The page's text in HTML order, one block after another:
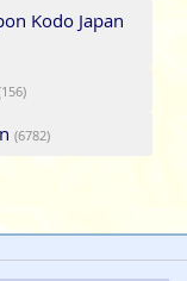
Kodo Japan
(6782)